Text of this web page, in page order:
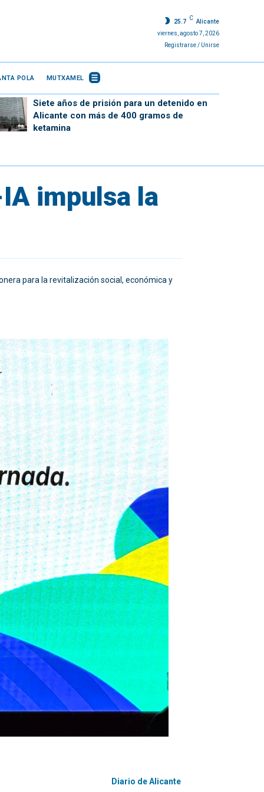
25.7
C
Alicante
viernes, agosto 7, 2026
Registrarse / Unirse
POLA MUTXAMEL
Siete años de prisión para un detenido en
Alicante con más de 400 gramos de
ketamina
impulsa la
para la revitalización social, económica y
Diario de Alicante